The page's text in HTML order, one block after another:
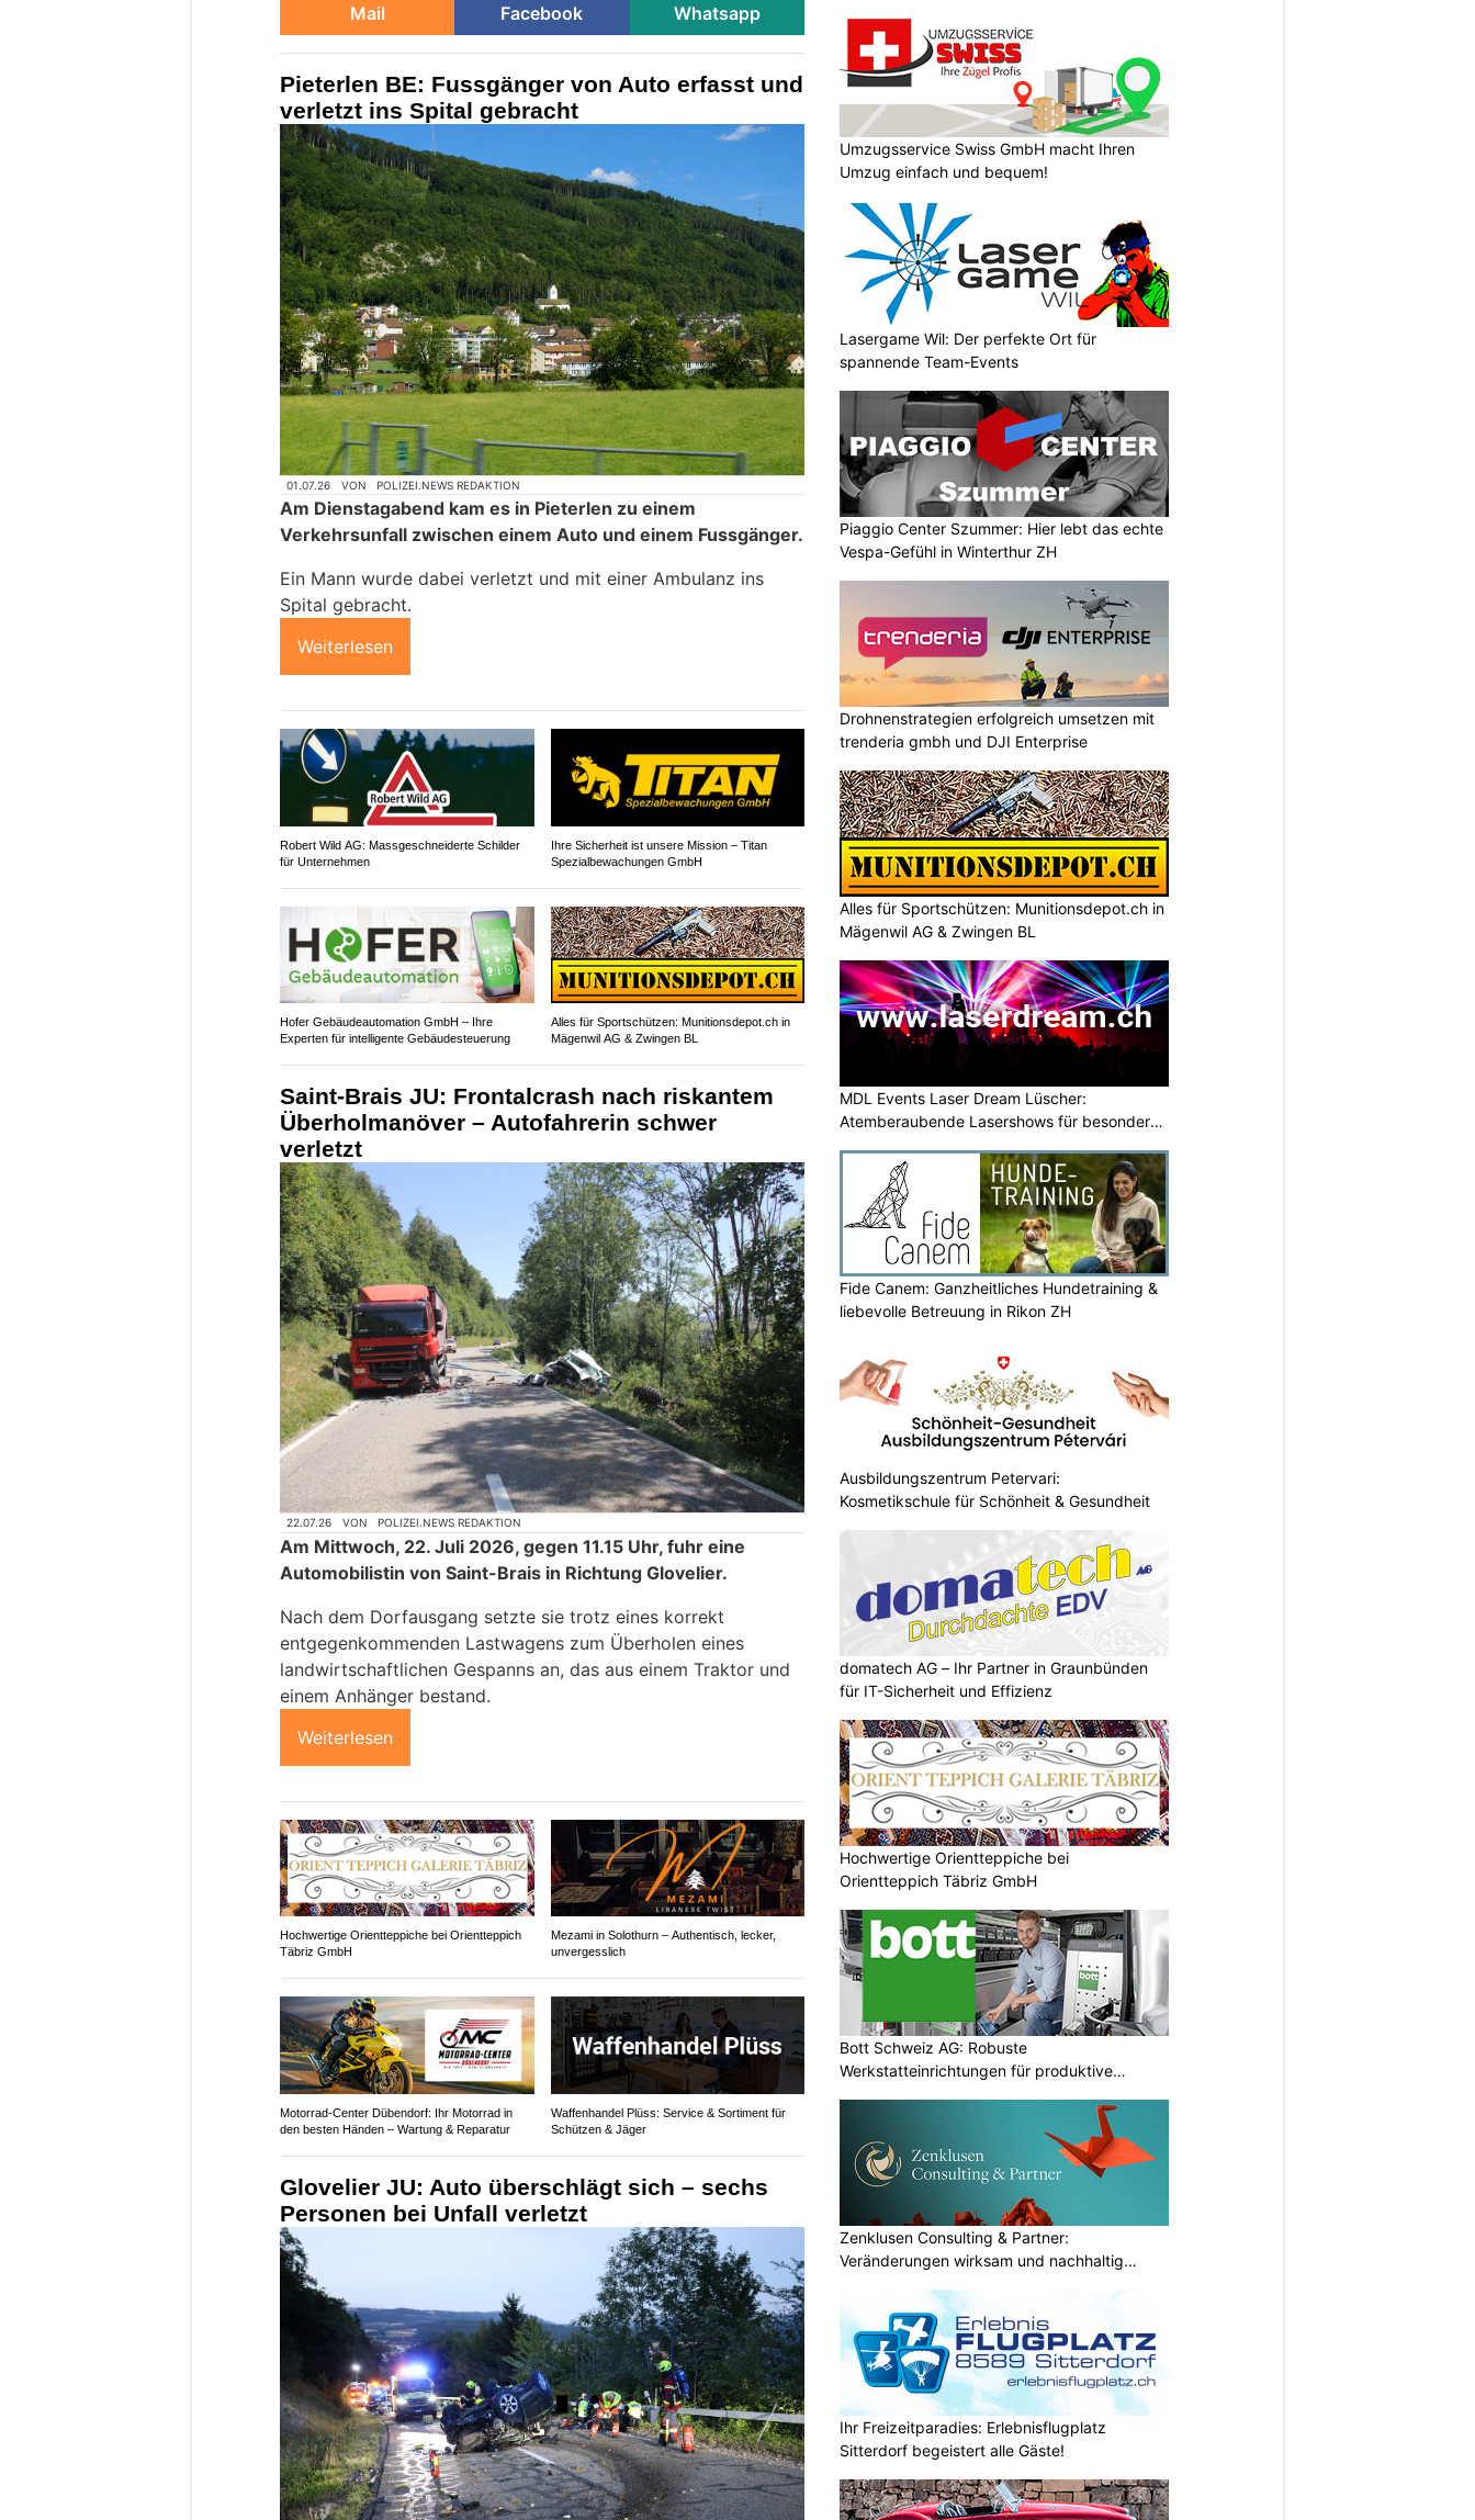
Mail
Facebook Whatsapp
Pieterlen BE: Fussgänger von Auto erfasst und
verletzt ins Spital gebracht
01.07.26 VON POLIZEI.NEWS REDAKTION
Am Dienstagabend kam es in Pieterlen zu einem
Verkehrsunfall zwischen einem Auto und einem Fussgänger.
Ein Mann wurde dabei verletzt und mit einer Ambulanz ins
Spital gebracht.
Weiterlesen
Robert Wild AG: Massgeschneiderte Schilder
für Unternehmen
Ihre Sicherheit ist unsere Mission – Titan
Spezialbewachungen GmbH
Hofer Gebäudeautomation GmbH – Ihre
Experten für intelligente Gebäudesteuerung
Alles für Sportschützen: Munitionsdepot.ch in
Mägenwil AG & Zwingen BL
Saint-Brais JU: Frontalcrash nach riskantem
Überholmanöver – Autofahrerin schwer
verletzt
22.07.26 VON POLIZEI.NEWS REDAKTION
Am Mittwoch, 22. Juli 2026, gegen 11.15 Uhr, fuhr eine
Automobilistin von Saint-Brais in Richtung Glovelier.
Nach dem Dorfausgang setzte sie trotz eines korrekt
entgegenkommenden Lastwagens zum Überholen eines
landwirtschaftlichen Gespanns an, das aus einem Traktor und
einem Anhänger bestand.
Weiterlesen
Hochwertige Orientteppiche bei Orientteppich
Täbriz GmbH
Mezami in Solothurn – Authentisch, lecker,
unvergesslich
Motorrad-Center Dübendorf: Ihr Motorrad in
den besten Händen – Wartung & Reparatur
Waffenhandel Plüss: Service & Sortiment für
Schützen & Jäger
Glovelier JU: Auto überschlägt sich – sechs
Personen bei Unfall verletzt
Umzugsservice Swiss GmbH macht Ihren
Umzug einfach und bequem!
Lasergame Wil: Der perfekte Ort für
spannende Team-Events
Piaggio Center Szummer: Hier lebt das echte
Vespa-Gefühl in Winterthur ZH
Drohnenstrategien erfolgreich umsetzen mit
trenderia gmbh und DJI Enterprise
Alles für Sportschützen: Munitionsdepot.ch in
Mägenwil AG & Zwingen BL
MDL Events Laser Dream Lüscher:
Atemberaubende Lasershows für besondere
Fide Canem: Ganzheitliches Hundetraining &
liebevolle Betreuung in Rikon ZH
Ausbildungszentrum Petervari:
Kosmetikschule für Schönheit & Gesundheit
domatech AG – Ihr Partner in Graunbünden
für IT-Sicherheit und Effizienz
Hochwertige Orientteppiche bei
Orientteppich Täbriz GmbH
Bott Schweiz AG: Robuste
Werkstatteinrichtungen für produktive
Zenklusen Consulting & Partner:
Veränderungen wirksam und nachhaltig
Ihr Freizeitparadies: Erlebnisflugplatz
Sitterdorf begeistert alle Gäste!